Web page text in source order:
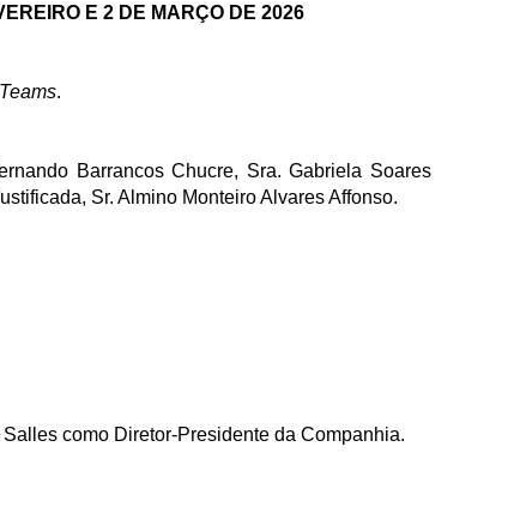
E 2 DE MARÇO DE 2026
.
Barrancos Chucre, Sra. Gabriela Soares
Sr. Almino Monteiro Alvares Affonso.
como Diretor-Presidente da Companhia.